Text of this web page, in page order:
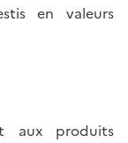
en valeurs
aux produits